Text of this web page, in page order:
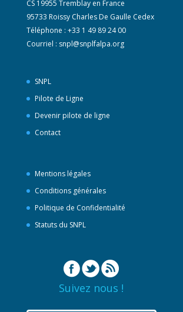
CS 19955 Tremblay en France
95733 Roissy Charles De Gaulle Cedex
Téléphone : +33 1 49 89 24 00
Courriel : snpl@snplfalpa.org
SNPL
Pilote de Ligne
Devenir pilote de ligne
Contact
Mentions légales
Conditions générales
Politique de Confidentialité
Statuts du SNPL
Suivez nous !